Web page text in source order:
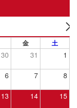
金 土
30 31 1
6 7 8
13 14 15